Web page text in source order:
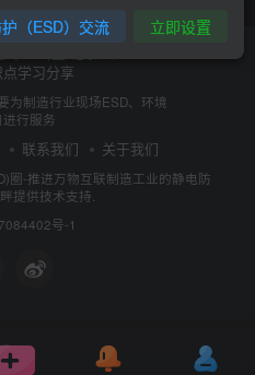
为制造行业现场ESD、环境
进行服务
联系我们 关于我们
圈-推进万物互联制造工业的静电防
提供技术支持.
号-1
（ESD）交流 立即设置